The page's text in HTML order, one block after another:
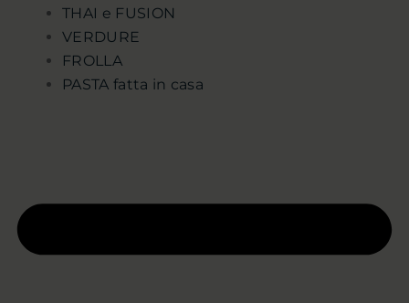
THAI e FUSION
VERDURE
FROLLA
PASTA fatta in casa